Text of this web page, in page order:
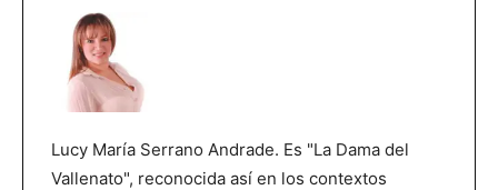
Lucy María Serrano Andrade. Es "La Dama del
Vallenato", reconocida así en los contextos